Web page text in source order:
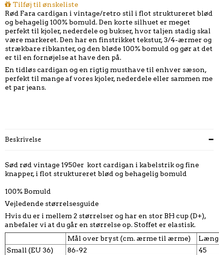
Tilføj til ønskeliste
Rød Fara cardigan i vintage/retro stil i flot struktureret blød
og behagelig 100% bomuld. Den korte silhuet er meget
perfekt til kjoler, nederdele og bukser, hvor taljen stadig skal
være markeret. Den har en finstrikket tekstur, 3/4-ærmer og
strækbare ribkanter, og den bløde 100% bomuld og gør at det
er til en fornøjelse at have den på.
En tidløs cardigan og en rigtig musthave til enhver sæson,
perfekt til mange af vores kjoler, nederdele eller sammen me
et par jeans.
Beskrivelse
Sød rød vintage 1950er kort cardigan i kabelstrik og fine
knapper, i flot struktureret blød og behagelig bomuld
100% Bomuld
Vejledende størrelsesguide
Hvis du er i mellem 2 størrelser og har en stor BH cup (D+),
anbefaler vi at du går en størrelse op. Stoffet er elastisk.
Mål over bryst (cm. ærme til ærme)
Small (EU 36)
86-92
45